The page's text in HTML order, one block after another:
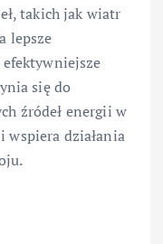
takich jak wiatr
lepsze
się do
źródeł energii w
wspiera działania